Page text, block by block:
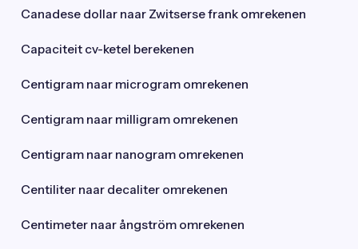
Canadese dollar naar Zwitserse frank omrekenen
Capaciteit cv-ketel berekenen
Centigram naar microgram omrekenen
Centigram naar milligram omrekenen
Centigram naar nanogram omrekenen
Centiliter naar decaliter omrekenen
Centimeter naar ångström omrekenen